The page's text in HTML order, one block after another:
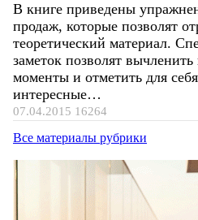
В книге приведены
продаж, которые позволят
теоретический материал.
заметок позволят
моменты и отметить для
интересные…
07.04.2015 16264
Все материалы рубрики